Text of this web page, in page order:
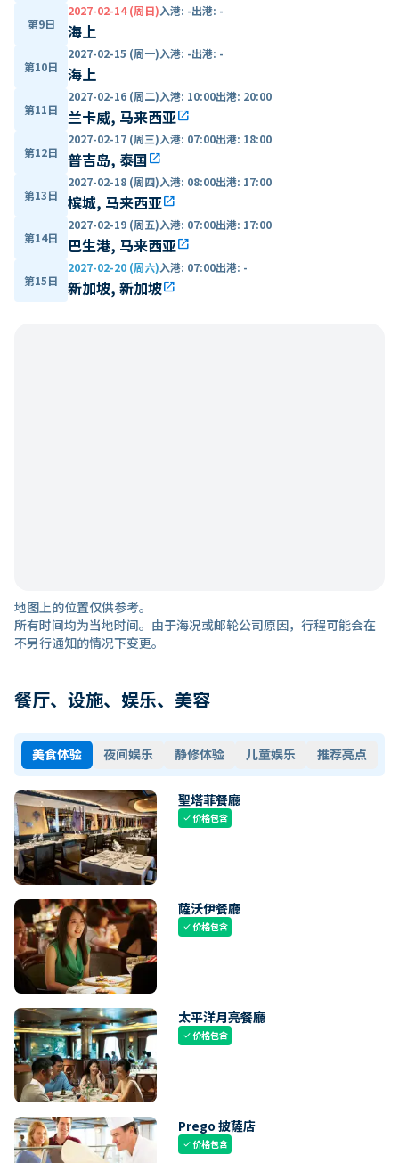
第9日
2027-02-14 (周日)入港: -出港: -
海上
第10日
2027-02-15 (周一)入港: -出港: -
海上
第11日
2027-02-16 (周二)入港: 10:00出港: 20:00
兰卡威, 马来西亚open_in_new
第12日
2027-02-17 (周三)入港: 07:00出港: 18:00
普吉岛, 泰国open_in_new
第13日
2027-02-18 (周四)入港: 08:00出港: 17:00
槟城, 马来西亚open_in_new
第14日
2027-02-19 (周五)入港: 07:00出港: 17:00
巴生港, 马来西亚open_in_new
第15日
2027-02-20 (周六)入港: 07:00出港: -
新加坡, 新加坡open_in_new
地图上的位置仅供参考。
所有时间均为当地时间。由于海况或邮轮公司原因，行程可能会在
不另行通知的情况下变更。
餐厅、设施、娱乐、美容
美食体验 夜间娱乐 静修体验 儿童娱乐 推荐亮点
聖塔菲餐廳
check价格包含
薩沃伊餐廳
check价格包含
太平洋月亮餐廳
check价格包含
Prego 披薩店
check价格包含